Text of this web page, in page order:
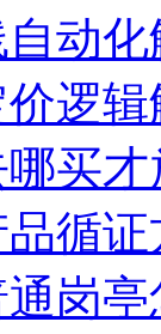
动
逻
买
循
岗